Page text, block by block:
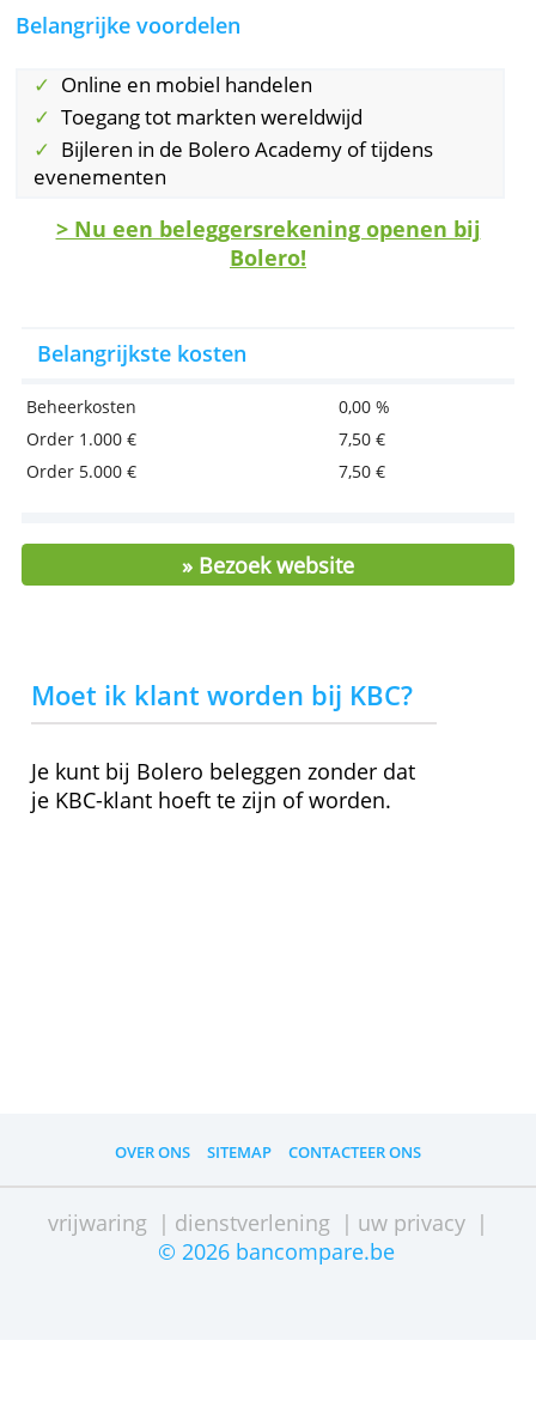
Bolero organiseert om de zoveel tijd
informatiefora, opleidingen en webinars. Zo
schaaf je je kennis makkelijk en snel bij. In
Academy vind je opleidingen en webinars
het gebruik van de website of de app en je
Belangrijke voordelen
Online en mobiel handelen
Bijleren in de Bolero Academy of tijdens
evenementen
Bolero!
Beheerkosten
0,00 %
Order 5.000 € 7,50 €
je KBC-klant hoeft te zijn of worden.